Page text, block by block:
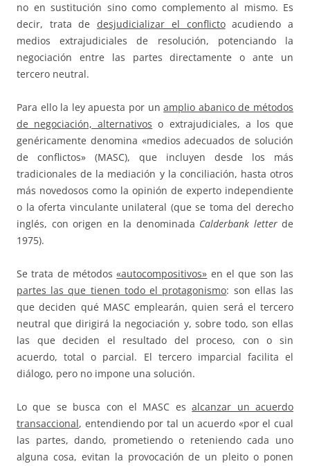
no en sustitución sino como complemento al mismo. Es
decir, trata dedesjudicializar el conflictoacudiendo a
medios extrajudiciales de resolución, potenciando la
negociación entre las partes directamente o ante un
tercero neutral.
Para ello la ley apuesta por unamplio abanico de métodos
de negociación, alternativos o extrajudiciales, a los que
genéricamente denomina «medios adecuados de solución
de conflictos» (MASC), que incluyen desde los más
tradicionales de la mediación y la conciliación, hasta otros
más novedosos como la opinión de experto independiente
o la oferta vinculante unilateral (que se toma del derecho
inglés, con origen en la denominada Calderbank letterde
1975).
Se trata de métodos«autocompositivos» en el que son las
partes las que tienen todo el protagonismo: son ellas las
que deciden qué MASC emplearán, quien será el tercero
neutral que dirigirá la negociación y, sobre todo, son ellas
las que deciden el resultado del proceso, con o sin
acuerdo, total o parcial. El tercero imparcial facilita el
diálogo, pero no impone una solución.
Lo que se busca con el MASC esalcanzar un acuerdo
transaccional, entendiendo por tal un acuerdo «por el cual
las partes, dando, prometiendo o reteniendo cada uno
alguna cosa, evitan la provocación de un pleito o ponen